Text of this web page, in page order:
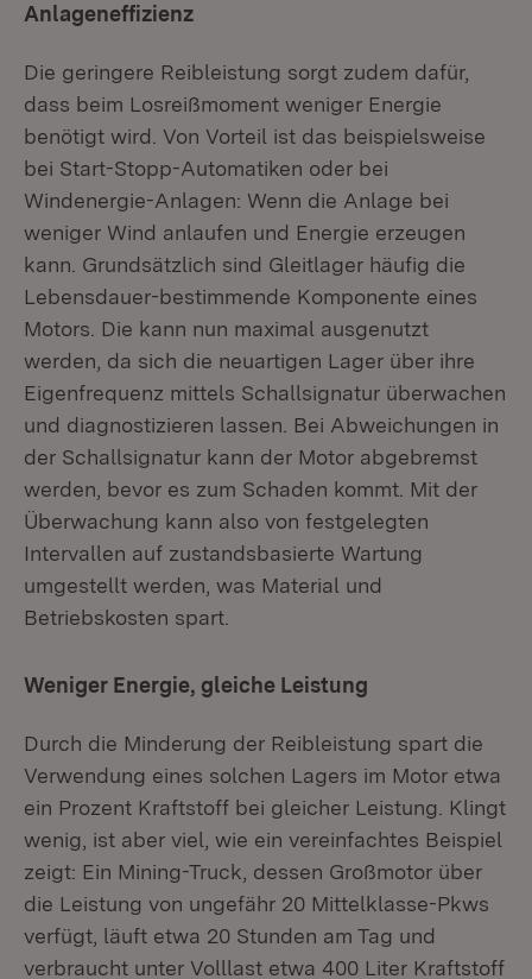
Anlageneffizienz
Die geringere Reibleistung sorgt zudem dafür,
dass beim Losreißmoment weniger Energie
benötigt wird. Von Vorteil ist das beispielsweise
bei Start-Stopp-Automatiken oder bei
Windenergie-Anlagen: Wenn die Anlage bei
weniger Wind anlaufen und Energie erzeugen
kann. Grundsätzlich sind Gleitlager häufig die
Lebensdauer-bestimmende Komponente eines
Motors. Die kann nun maximal ausgenutzt
werden, da sich die neuartigen Lager über ihre
Eigenfrequenz mittels Schallsignatur überwachen
und diagnostizieren lassen. Bei Abweichungen in
der Schallsignatur kann der Motor abgebremst
werden, bevor es zum Schaden kommt. Mit der
Überwachung kann also von festgelegten
Intervallen auf zustandsbasierte Wartung
umgestellt werden, was Material und
Betriebskosten spart.
Weniger Energie, gleiche Leistung
Durch die Minderung der Reibleistung spart die
Verwendung eines solchen Lagers im Motor etwa
ein Prozent Kraftstoff bei gleicher Leistung. Klingt
wenig, ist aber viel, wie ein vereinfachtes Beispiel
zeigt: Ein Mining-Truck, dessen Großmotor über
die Leistung von ungefähr 20 Mittelklasse-Pkws
verfügt, läuft etwa 20 Stunden am Tag und
verbraucht unter Volllast etwa 400 Liter Kraftstoff